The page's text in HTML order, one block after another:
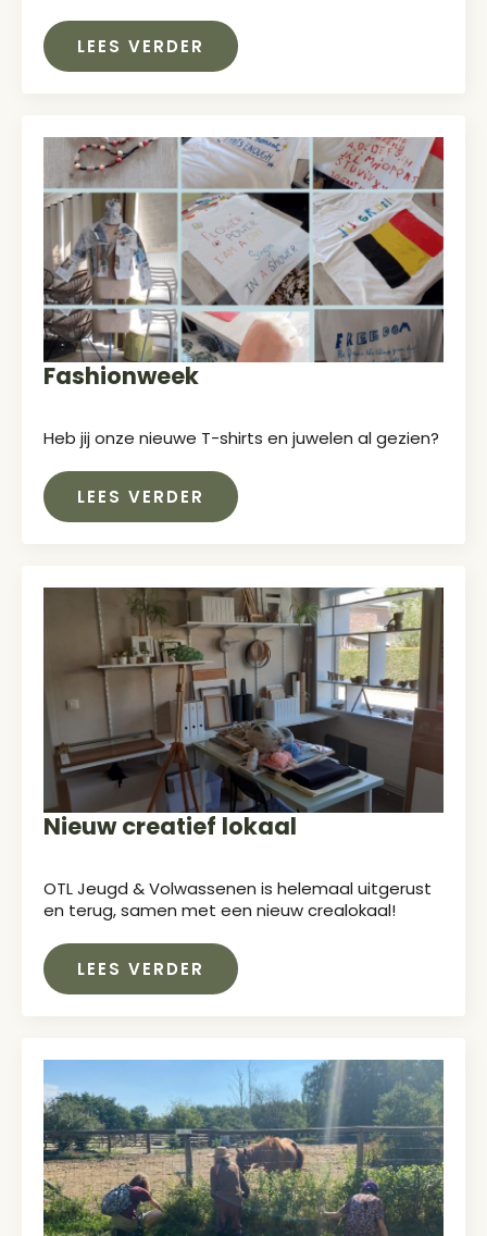
LEES VERDER
Fashionweek
Heb jij onze nieuwe T-shirts en juwelen al gezien?
LEES VERDER
Nieuw creatief lokaal
OTL Jeugd & Volwassenen is helemaal uitgerust
en terug, samen met een nieuw crealokaal!
LEES VERDER